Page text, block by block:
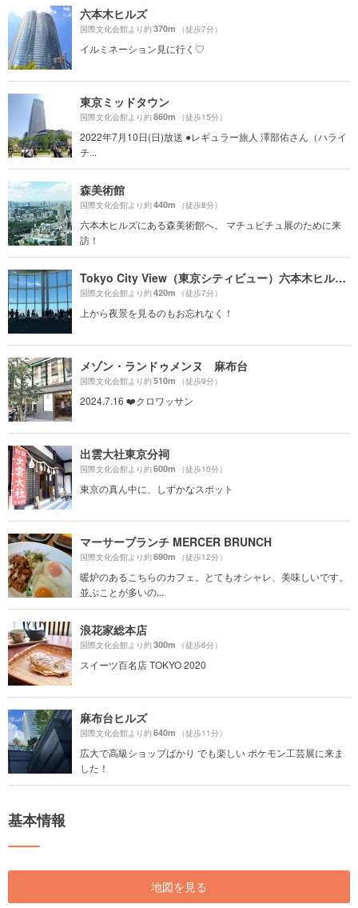
六本木ヒルズ
国際文化会館より約370m （徒歩7分）
イルミネーション見に行く♡
東京ミッドタウン
国際文化会館より約860m （徒歩15分）
2022年7月10日(日)放送 ●レギュラー旅人 澤部佑さん（ハライ
チ...
森美術館
国際文化会館より約440m （徒歩8分）
六本木ヒルズにある森美術館へ。 マチュピチュ展のために来
訪！
Tokyo City View（東京シティビュー）六本木ヒルズ展望台
国際文化会館より約420m （徒歩7分）
上から夜景を見るのもお忘れなく！
メゾン・ランドゥメンヌ 麻布台
国際文化会館より約510m （徒歩9分）
2024.7.16 ❤️クロワッサン
出雲大社東京分祠
国際文化会館より約600m （徒歩10分）
東京の真ん中に、しずかなスポット
マーサーブランチ MERCER BRUNCH
国際文化会館より約690m （徒歩12分）
暖炉のあるこちらのカフェ。とてもオシャレ、美味しいです。
並ぶことが多いの...
浪花家総本店
国際文化会館より約300m （徒歩6分）
スイーツ百名店 TOKYO 2020
麻布台ヒルズ
国際文化会館より約640m （徒歩11分）
広大で高級ショップばかり でも楽しい ポケモン工芸展に来ま
した！
基本情報
地図を見る